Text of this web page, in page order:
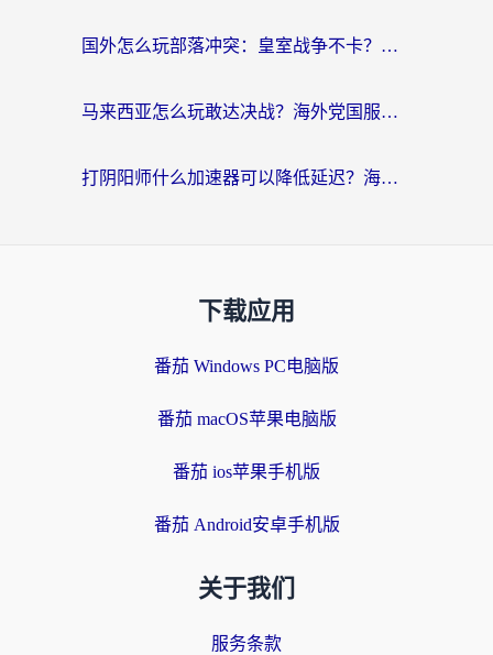
国外怎么玩部落冲突：皇室战争不卡？海外玩家畅玩国服游戏终极指南
马来西亚怎么玩敢达决战？海外党国服游戏加速避坑指南（附实测推荐）
打阴阳师什么加速器可以降低延迟？海外玩家的真实困境与破局
下载应用
番茄 Windows PC电脑版
番茄 macOS苹果电脑版
番茄 ios苹果手机版
番茄 Android安卓手机版
关于我们
服务条款